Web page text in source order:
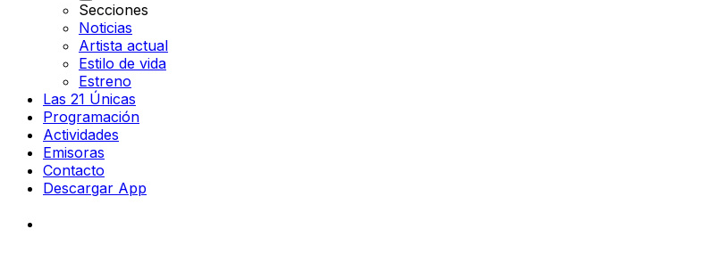
Secciones
Noticias
Artista actual
Estilo de vida
Estreno
Las 21 Únicas
Programación
Actividades
Emisoras
Contacto
Descargar App